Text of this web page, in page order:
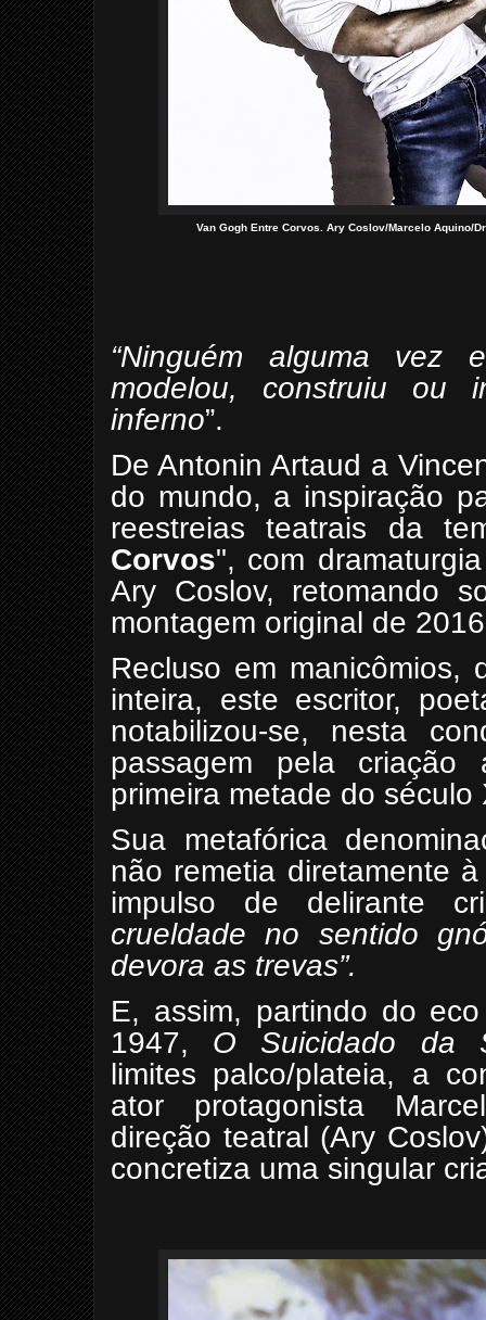
Van Gogh Entre Corvos. Ary Coslov/Marcelo Aquino/
“Ninguém alguma vez
modelou, construiu ou
inferno”.
De Antonin Artaud a
do mundo, a inspiração
reestreias teatrais da
Corvos", com
Ary Coslov, retomando
montagem original de
Recluso em manicômios,
inteira, este escritor,
notabilizou-se, nesta
passagem pela criação
primeira metade do século
Sua metafórica
não remetia diretamente
impulso de delirante
crueldade no sentido
devora as trevas”.
E, assim, partindo do
1947, O Suicidado da
limites palco/plateia, a
ator protagonista
direção teatral (Ary
concretiza uma singular